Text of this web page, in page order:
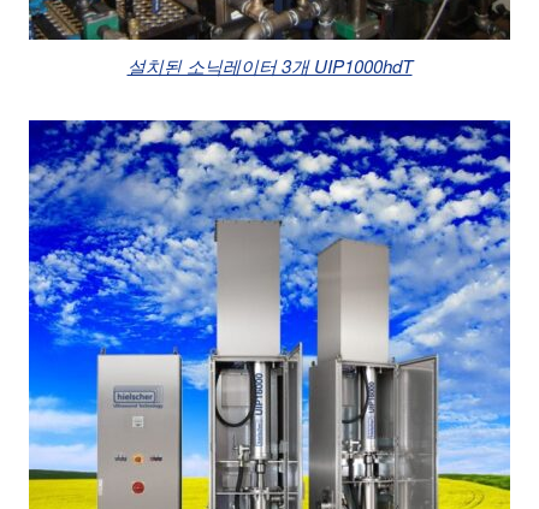
설치된 소닉레이터 3개 UIP1000hdT